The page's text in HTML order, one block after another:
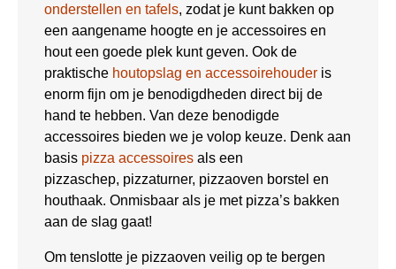
onderstellen en tafels, zodat je kunt bakken op
een aangename hoogte en je accessoires en
hout een goede plek kunt geven. Ook de
praktische houtopslag en accessoirehouder is
enorm fijn om je benodigdheden direct bij de
hand te hebben. Van deze benodigde
accessoires bieden we je volop keuze. Denk aan
basis pizza accessoires als een
pizzaschep, pizzaturner, pizzaoven borstel en
houthaak. Onmisbaar als je met pizza’s bakken
aan de slag gaat!
Om tenslotte je pizzaoven veilig op te bergen